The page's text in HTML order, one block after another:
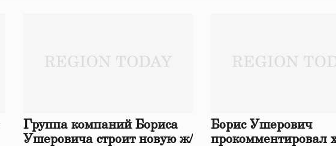
Группа компаний Бориса
Ушеровича строит новую ж/
Борис Ушерович
прокомментировал